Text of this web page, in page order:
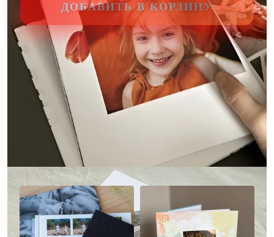
ДОБАВИТЬ В КОРЗИНУ
Другие стили фотокниг